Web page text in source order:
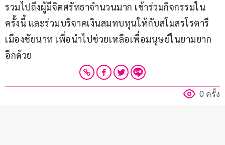
รวมไปถึงผู้มีจิตศรัทธาจำนวนมาก เข้าร่วมกิจกรรมใน
ครั้งนี้ และร่วมบริจาคเงินสมทบทุนให้กับสโมสรโรตารี
เมืองชัยนาท เพื่อนำไปช่วยเหลือเพื่อมนุษย์ในยามยาก
อีกด้วย
0 ครั้ง